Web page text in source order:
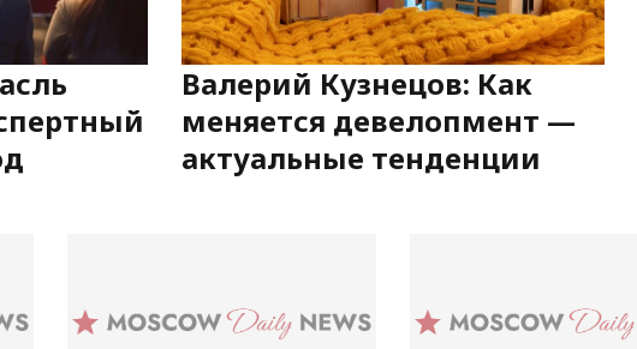
Валерий Кузнецов: Как
меняется девелопмент —
актуальные тенденции